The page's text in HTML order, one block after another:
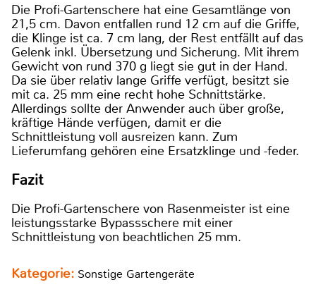
Die Profi-Gartenschere hat eine Gesamtlänge von
21,5 cm. Davon entfallen rund 12 cm auf die Griffe,
die Klinge ist ca. 7 cm lang, der Rest entfällt auf das
Gelenk inkl. Übersetzung und Sicherung. Mit ihrem
Gewicht von rund 370 g liegt sie gut in der Hand.
Da sie über relativ lange Griffe verfügt, besitzt sie
mit ca. 25 mm eine recht hohe Schnittstärke.
Allerdings sollte der Anwender auch über große,
kräftige Hände verfügen, damit er die
Schnittleistung voll ausreizen kann. Zum
Lieferumfang gehören eine Ersatzklinge und -feder.
Fazit
Die Profi-Gartenschere von Rasenmeister ist eine
leistungsstarke Bypassschere mit einer
Schnittleistung von beachtlichen 25 mm.
Kategorie: Sonstige Gartengeräte